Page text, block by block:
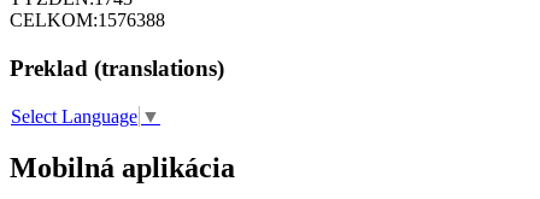
CELKOM:1576388
Preklad (translations)
Select Language ▼
Mobilná aplikácia